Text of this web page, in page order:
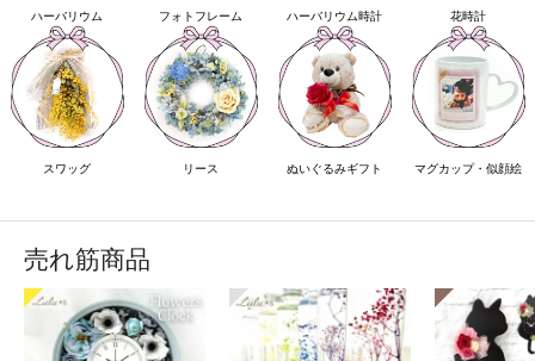
ハーバリウム フォトフレーム ハーバリウム時計 花時計
スワッグ リース ぬいぐるみギフト マグカップ・似顔絵
売れ筋商品